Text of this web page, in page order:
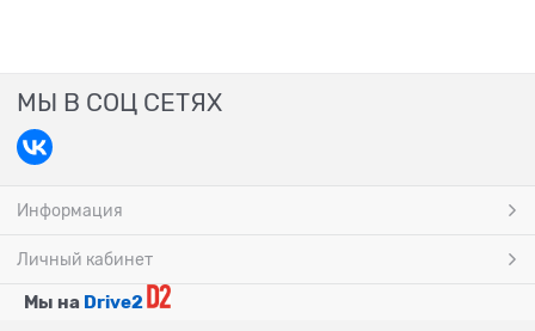
МЫ В СОЦ СЕТЯХ
Информация
Личный кабинет
Мы на Drive2